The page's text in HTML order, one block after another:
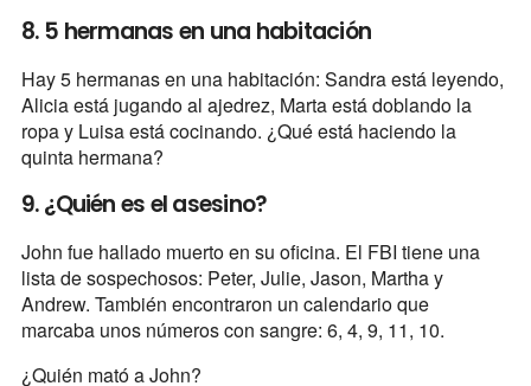
8. 5 hermanas en una habitación
Hay 5 hermanas en una habitación: Sandra está leyendo,
Alicia está jugando al ajedrez, Marta está doblando la
ropa y Luisa está cocinando. ¿Qué está haciendo la
quinta hermana?
9. ¿Quién es el asesino?
John fue hallado muerto en su oficina. El FBI tiene una
lista de sospechosos: Peter, Julie, Jason, Martha y
Andrew. También encontraron un calendario que
marcaba unos números con sangre: 6, 4, 9, 11, 10.
¿Quién mató a John?